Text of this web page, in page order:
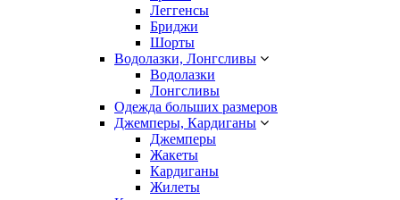
Леггенсы
Бриджи
Шорты
Водолазки, Лонгсливы
Водолазки
Лонгсливы
Одежда больших размеров
Джемперы, Кардиганы
Джемперы
Жакеты
Кардиганы
Жилеты